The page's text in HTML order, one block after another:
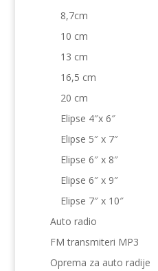
8,7cm
10 cm
13 cm
16,5 cm
20 cm
Elipse 4″x 6″
Elipse 5″ x 7″
Elipse 6″ x 8″
Elipse 6″ x 9″
Elipse 7″ x 10″
Auto radio
FM transmiteri MP3
Oprema za auto radije